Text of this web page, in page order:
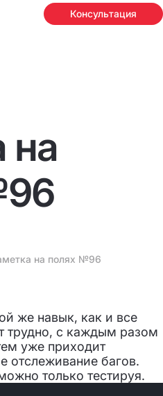
Консультация
на
на полях №96
же навык, как и все
трудно, с каждым разом
уже приходит
отслеживание багов.
только тестируя.